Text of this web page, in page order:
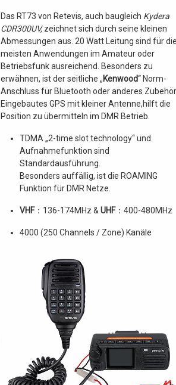
Das RT73 von Retevis, auch baugleich Kydera
CDR300UV,zeichnet sich durch seine kleinen
Abmessungen aus. 20 Watt Leitung sind für die
meisten Anwendungen im Amateur oder
Betriebsfunk ausreichend. Besonders zu
erwähnen, ist der seitliche „Kenwood“ Norm-
Anschluss für Bluetooth oder anderes Zubehör.
Eingebautes GPS mit kleiner Antenne,hilft die
Position zu übermitteln im DMR Betrieb.
TDMA „2-time slot technology“ und
Aufnahmefunktion sind
Standardausführung.
Besonders auffällig, ist die ROAMING
Funktion für DMR Netze.
VHF：136-174MHz & UHF：400-480MHz
4000 (250 Channels / Zone) Kanäle